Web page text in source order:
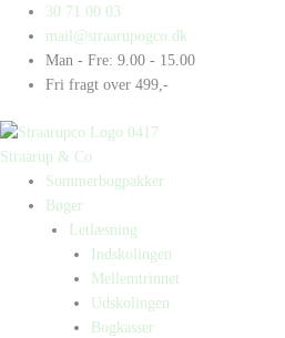
indholdet
30 71 00 03
mail@straarupogco.dk
Man - Fre: 9.00 - 15.00
Fri fragt over 499,-
Straarup & Co
Sommerbogpakker
Bøger
Letlæsning
Indskolingen
Mellemtrinnet
Udskolingen
Bogkasser
Products
search
Products
search